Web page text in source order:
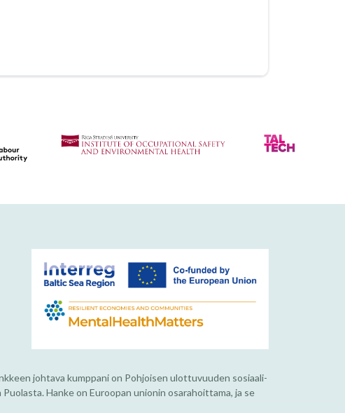
johtava kumppani on Pohjoisen ulottuvuuden sosiaali-
Hanke on Euroopan unionin osarahoittama, ja se